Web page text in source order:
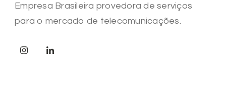
Empresa Brasileira provedora de serviços
para o mercado de telecomunicações.